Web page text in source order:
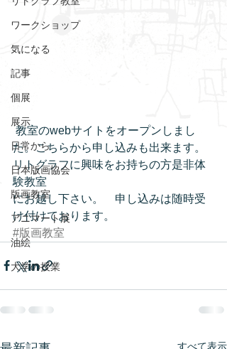
ワークショップ
気になる
記事
個展
展示
日常から
日本版画協会
版画教室
アニマート展
油絵
大学の授業
教室のwebサイトをオープンしまし
た。こちらから申し込みも出来ます。
リトグラフに興味をお持ちの方是非体
験教室
にお越し下さい。　申し込みは随時受
け付けております。
#版画教室
すべて表示